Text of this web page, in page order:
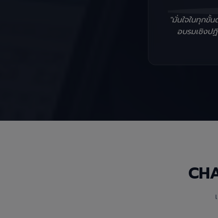
"มั่นใจในทุกขั้
อบรมเชิงป